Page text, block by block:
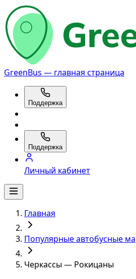
GreenBus — главная страница
Поддержка
Поддержка
Личный кабинет
Главная
Популярные автобусные
Черкассы — Рокицаны